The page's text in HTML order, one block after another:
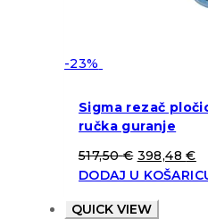
-23%
Sigma rezač
ručka guranje
517,50€ 398,48€
DODAJ U
QUICK VIEW